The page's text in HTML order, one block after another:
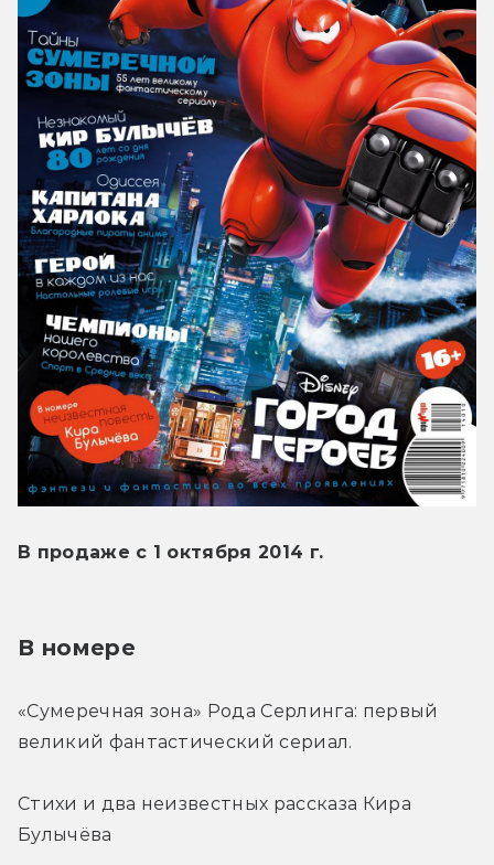
В продаже с 1 октября 2014 г.
В номере
«Сумеречная зона» Рода Серлинга: первый
великий фантастический сериал.
Стихи и два неизвестных рассказа Кира
Булычёва